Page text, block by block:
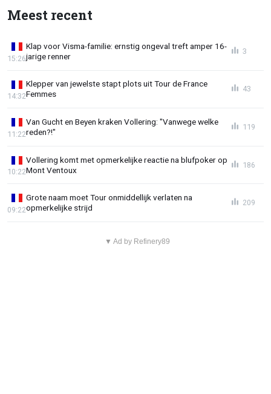
Meest recent
Klap voor Visma-familie: ernstig ongeval treft amper 16-
jarige renner
15:26
3
Klepper van jewelste stapt plots uit Tour de France
Femmes
14:32
43
Van Gucht en Beyen kraken Vollering: "Vanwege welke
reden?!"
11:22
119
Vollering komt met opmerkelijke reactie na blufpoker op
Mont Ventoux
10:22
186
Grote naam moet Tour onmiddellijk verlaten na
opmerkelijke strijd
09:22
209
▼ Ad by Refinery89